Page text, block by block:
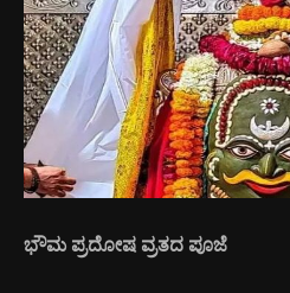
ಭೌಮ ಪ್ರದೋಷ ವ್ರತದ ಪೂಜೆ